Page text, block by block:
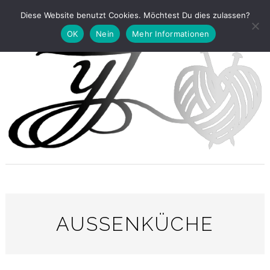
AUSSENKÜCHE
Diese Website benutzt Cookies. Möchtest Du dies zulassen?
OK
Nein Mehr Informationen